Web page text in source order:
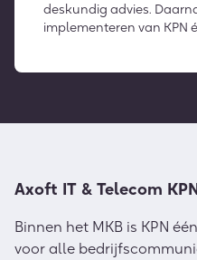
deskundig advies.
implementeren van KPN
Axoft IT & Telecom
Binnen het MKB is KPN
voor alle